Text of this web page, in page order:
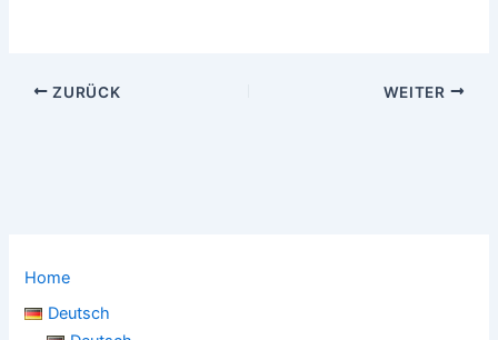
Home
Deutsch
ZURÜCK WEITER